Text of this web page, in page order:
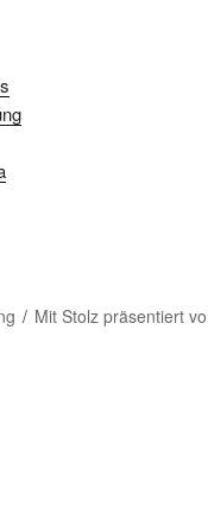
Mit Stolz präsentiert